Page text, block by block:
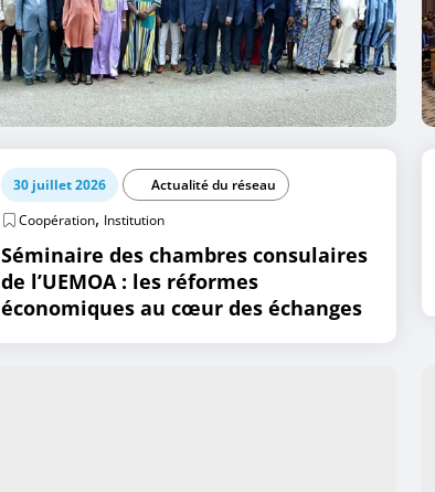
30 juillet 2026
Actualité du réseau
Coopération, Institution
Séminaire des chambres consulaires
de l’UEMOA : les réformes
économiques au cœur des échanges